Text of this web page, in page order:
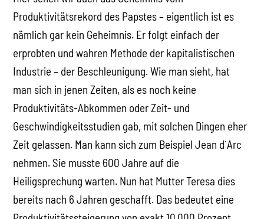
Produktivitätsrekord des Papstes – eigentlich ist es
nämlich gar kein Geheimnis. Er folgt einfach der
erprobten und wahren Methode der kapitalistischen
Industrie – der Beschleunigung. Wie man sieht, hat
man sich in jenen Zeiten, als es noch keine
Produktivitäts-Abkommen oder Zeit- und
Geschwindigkeitsstudien gab, mit solchen Dingen eher
Zeit gelassen. Man kann sich zum Beispiel Jean d´Arc
nehmen. Sie musste 600 Jahre auf die
Heiligsprechung warten. Nun hat Mutter Teresa dies
bereits nach 6 Jahren geschafft. Das bedeutet eine